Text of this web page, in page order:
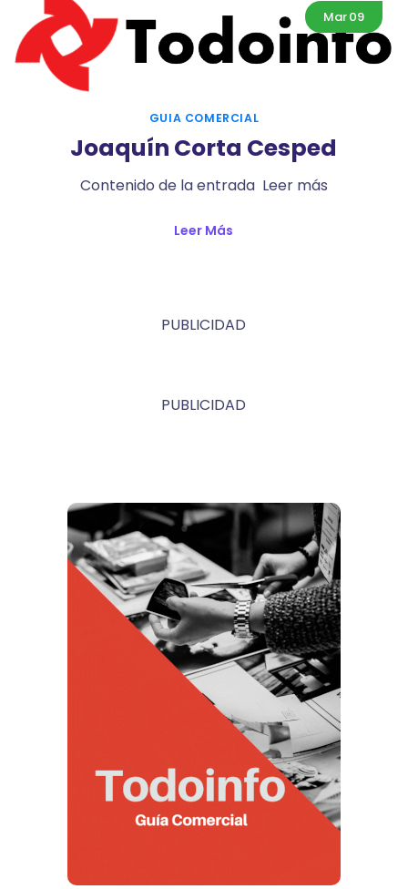
Mar09
GUIA COMERCIAL
Joaquín Corta Cesped
Contenido de la entrada Leer más
Leer Más
PUBLICIDAD
PUBLICIDAD